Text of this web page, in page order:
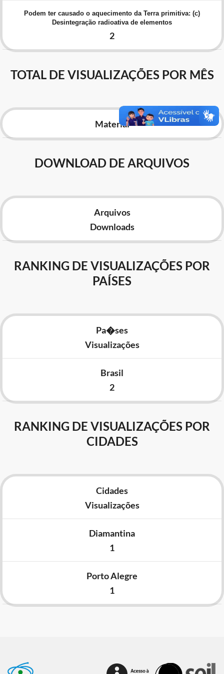
Advocacia-Geral da União
Planalto
Podem ter causado o aquecimento da Terra primitiva: (c)
Desintegração radioativa de elementos
2
TOTAL DE VISUALIZAÇÕES POR MÊS
Material
DOWNLOAD DE ARQUIVOS
Arquivos
Downloads
RANKING DE VISUALIZAÇÕES POR
PAÍSES
Pa�ses
Visualizações
Brasil
2
RANKING DE VISUALIZAÇÕES POR
CIDADES
Cidades
Visualizações
Diamantina
1
Porto Alegre
1